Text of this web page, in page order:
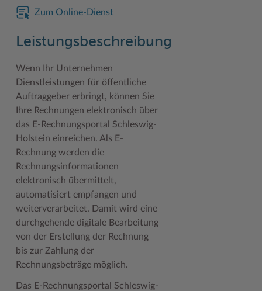
Geodatenportale (Kreiskarte)
Kfz-Zulassung
Lebenslagen
Leistungen
Lexikon
Wo Sie uns finden
Wunsch-Kennzeichen ↗
Zuständigkeitsfinder SH ↗
Fotoarchiv
Hitzeschutz
Kreistag Sitzungskalender
Lokales Wetter
Newsletter
Social Media
Stellenangebote
Stormarninfo
Termine
Ukrainehilfe
Woche der Seelischen Gesundheit
Kreispräsident
Kreistag und Ausschüsse
Kreisverwaltung
Landrat
Sonderbereiche
Städte und Gemeinden
Wahlen im Kreis
Wappen und Geschichte
Wappenrolle
Was ist ein Kreis?
Zahlen, Daten, Fakten
Offene Stellen
Praktika und FSJ
Wen wir suchen
Klimaschutz beim Kreis Stormarn
Projekt e-Gewerbe
Wirtschafts- und Aufbaugesellschaft Stormarn
Zahlen, Daten, Fakten
Kulturelle Einrichtungen
Museen
Radwandern
Storchenhorste
Lieblingsplätze in der Metropolregion
Tourismus
Umlandscout Hamburg
Vereine und Gruppen
Wälder und Moore
Zum Online-Dienst
Leistungsbeschreibung
Wenn Ihr Unternehmen
Dienstleistungen für öffentliche
Auftraggeber erbringt, können Sie
Ihre Rechnungen elektronisch über
das E-Rechnungsportal Schleswig-
Holstein einreichen. Als E-
Rechnung werden die
Rechnungsinformationen
elektronisch übermittelt,
automatisiert empfangen und
weiterverarbeitet. Damit wird eine
durchgehende digitale Bearbeitung
von der Erstellung der Rechnung
bis zur Zahlung der
Rechnungsbeträge möglich.
Das E-Rechnungsportal Schleswig-